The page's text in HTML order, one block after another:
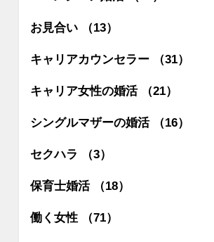
お見合い （13）
キャリアカウンセラー （31）
キャリア女性の婚活 （21）
シングルマザーの婚活 （16）
セクハラ （3）
保育士婚活 （18）
働く女性 （71）